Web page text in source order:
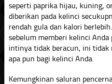
seperti paprika hijau, kuning,
diberikan pada kelinci
rendah gula dan kalori
sebelum memberi kelinci
intinya tidak beracun, ini
apa pun bagi kelinci Anda.
Kemungkinan saluran